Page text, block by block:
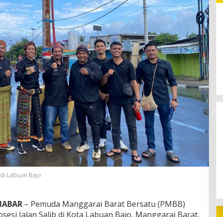
Labuan Bajo
– Pemuda Manggarai Barat Bersatu (PMBB)
Jalan Salib di Kota Labuan Bajo, Manggarai Barat,
Pinjol Ilegal: Ketika Fintech
Berubah Menjadi Alat Kejahatan